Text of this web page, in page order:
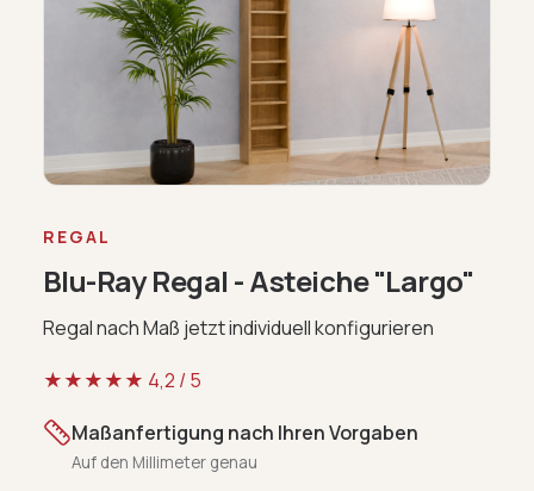
REGAL
Blu-Ray Regal - Asteiche "Largo"
Regal nach Maß jetzt individuell konfigurieren
★★★★★ 4,2 / 5
Maßanfertigung nach Ihren Vorgaben
Auf den Millimeter genau